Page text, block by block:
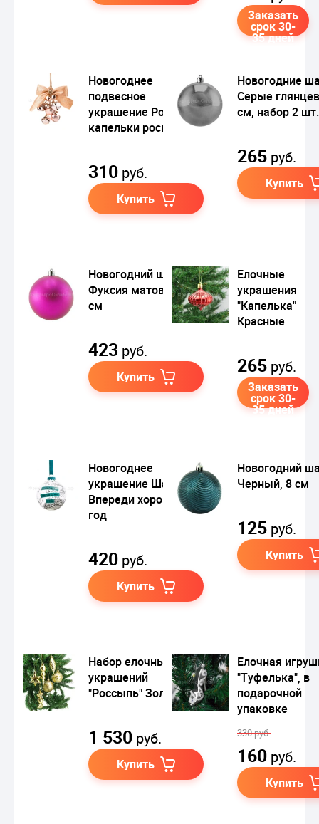
Заказать
срок 30-
35 дней
Новогоднее
подвесное
украшение Розовые
капельки росы
310 руб.
Купить
Новогодние
Серые
см, набор 2 шт.
265 руб.
Купить
Новогодний шар
Фуксия матовый, 15
см
423 руб.
Купить
Елочные
украшения
"Капелька"
Красные
265 руб.
Заказать
срок 30-
35 дней
Новогоднее
украшение Шар
Впереди хороший
год
420 руб.
Купить
Новогодний
Черный, 8 см
125 руб.
Купить
Набор елочных
украшений
"Россыпь" Золотой
1 530 руб.
Купить
Елочная
"Туфелька", в
подарочной
упаковке
330 руб.
160 руб.
Купить